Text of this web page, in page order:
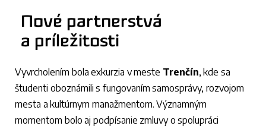
Nové partnerstvá
a príležitosti
Vyvrcholením bola exkurzia v meste Trenčín, kde sa
študenti oboznámili s fungovaním samosprávy, rozvojom
mesta a kultúrnym manažmentom. Významným
momentom bolo aj podpísanie zmluvy o spolupráci